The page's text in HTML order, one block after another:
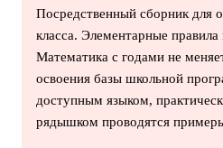
Посредственный сборник для
класса. Элементарные правила
Математика с годами не
освоения базы школьной
доступным языком,
рядышком проводятся